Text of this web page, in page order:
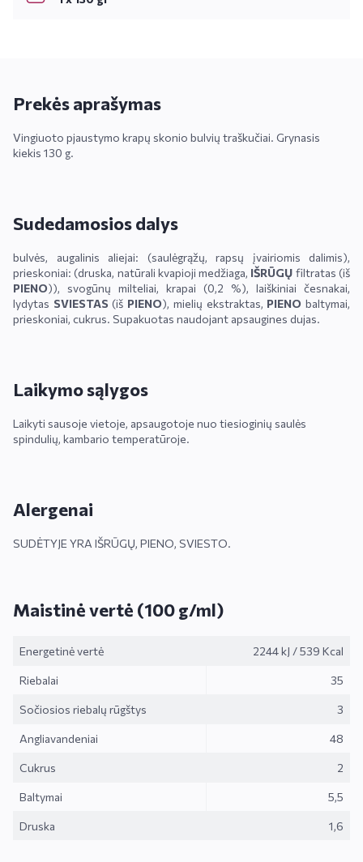
Prekės aprašymas
Vingiuoto pjaustymo krapų skonio bulvių traškučiai. Grynasis
kiekis 130 g.
Sudedamosios dalys
bulvės, augalinis aliejai: (saulėgrąžų, rapsų įvairiomis dalimis),
prieskoniai: (druska, natūrali kvapioji medžiaga, IŠRŪGŲ filtratas (iš
PIENO)), svogūnų milteliai, krapai (0,2 %), laiškiniai česnakai,
lydytas SVIESTAS(iš PIENO), mielių ekstraktas, PIENObaltymai,
prieskoniai, cukrus. Supakuotas naudojant apsaugines dujas.
Laikymo sąlygos
Laikyti sausoje vietoje, apsaugotoje nuo tiesioginių saulės
spindulių, kambario temperatūroje.
Alergenai
SUDĖTYJE YRA IŠRŪGŲ, PIENO, SVIESTO.
Maistinė vertė (100 g/ml)
Energetinė vertė 2244 kJ /539 Kcal
Riebalai 35
Sočiosios riebalų rūgštys 3
Angliavandeniai 48
Cukrus 2
Baltymai 5,5
Druska 1,6